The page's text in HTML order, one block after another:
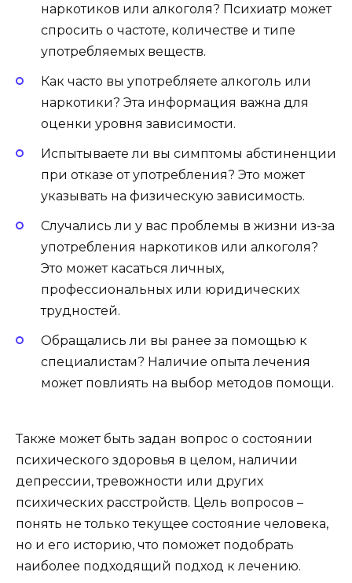
наркотиков или алкоголя? Психиатр может
спросить о частоте, количестве и типе
употребляемых веществ.
Как часто вы употребляете алкоголь или
наркотики? Эта информация важна для
оценки уровня зависимости.
Испытываете ли вы симптомы абстиненции
при отказе от употребления? Это может
указывать на физическую зависимость.
Случались ли у вас проблемы в жизни из-за
употребления наркотиков или алкоголя?
Это может касаться личных,
профессиональных или юридических
трудностей.
Обращались ли вы ранее за помощью к
специалистам? Наличие опыта лечения
может повлиять на выбор методов помощи.
Также может быть задан вопрос о состоянии
психического здоровья в целом, наличии
депрессии, тревожности или других
психических расстройств. Цель вопросов –
понять не только текущее состояние человека,
но и его историю, что поможет подобрать
наиболее подходящий подход к лечению.